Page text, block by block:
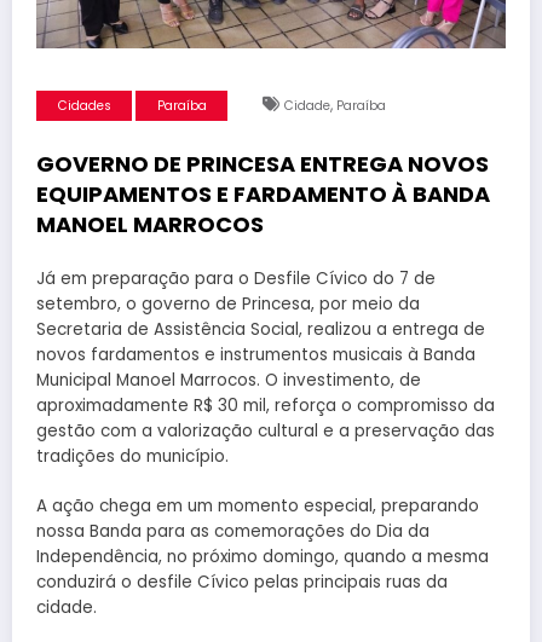
Cidades Paraíba Cidade, Paraíba
GOVERNO DE PRINCESA ENTREGA NOVOS
EQUIPAMENTOS E FARDAMENTO À BANDA
MANOEL MARROCOS
Já em preparação para o Desfile Cívico do 7 de
setembro, o governo de Princesa, por meio da
Secretaria de Assistência Social, realizou a entrega de
novos fardamentos e instrumentos musicais à Banda
Municipal Manoel Marrocos. O investimento, de
aproximadamente R$ 30 mil, reforça o compromisso da
gestão com a valorização cultural e a preservação das
tradições do município.
A ação chega em um momento especial, preparando
nossa Banda para as comemorações do Dia da
Independência, no próximo domingo, quando a mesma
conduzirá o desfile Cívico pelas principais ruas da
cidade.